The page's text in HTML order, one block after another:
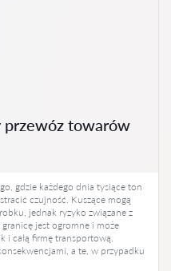
przewóz towarów
gdzie każdego dnia tysiące ton
czujność. Kuszące mogą
jednak ryzyko związane z
jest ogromne i może
i całą firmę transportową.
a te, w przypadku